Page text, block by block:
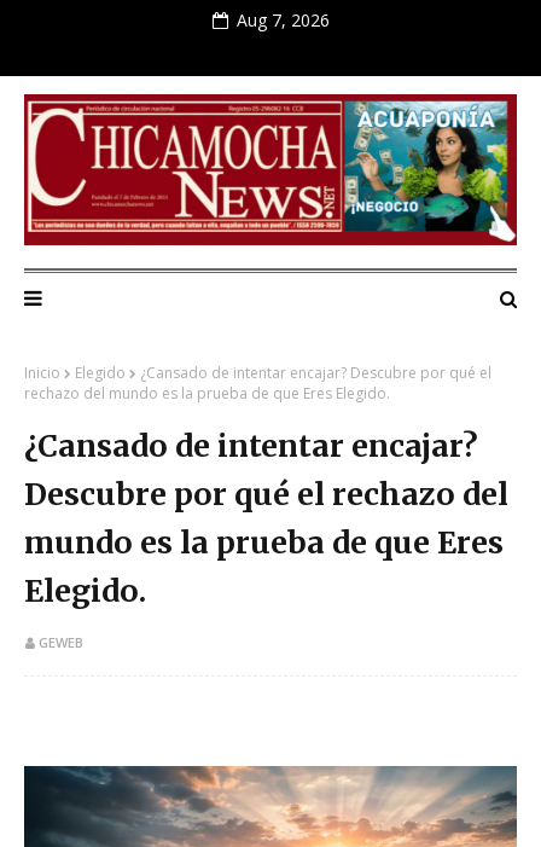
Aug 7, 2026
Inicio Elegido
¿Cansado de intentar encajar? Descubre por qué el
rechazo del mundo es la prueba de que Eres Elegido.
¿Cansado de intentar encajar?
Descubre por qué el rechazo del
mundo es la prueba de que Eres
Elegido.
GEWEB